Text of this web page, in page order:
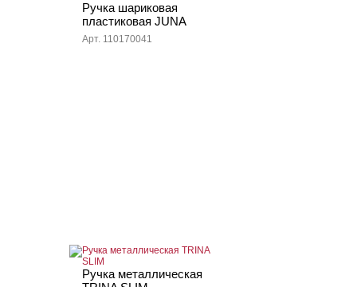
Ручка шариковая
пластиковая JUNA
Арт. 110170041
Ручка металлическая